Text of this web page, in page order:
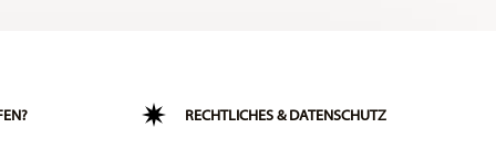
RECHTLICHES & DATENSCHUTZ